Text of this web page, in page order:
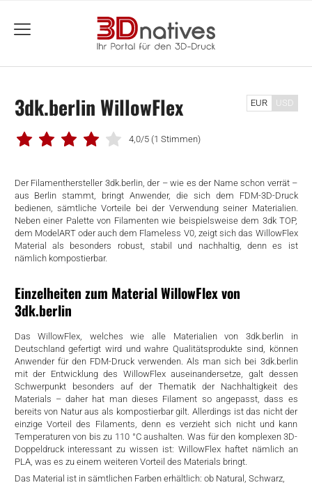
menu
3dk.berlin WillowFlex
4,0/5 (1 Stimmen)
Der Filamenthersteller 3dk.berlin, der – wie es der Name schon verrät –
aus Berlin stammt, bringt Anwender, die sich dem FDM-3D-Druck
bedienen, sämtliche Vorteile bei der Verwendung seiner Materialien.
Neben einer Palette von Filamenten wie beispielsweise dem 3dk TOP,
dem ModelART oder auch dem Flameless V0, zeigt sich das WillowFlex
Material als besonders robust, stabil und nachhaltig, denn es ist
nämlich kompostierbar.
Einzelheiten zum Material WillowFlex von
3dk.berlin
Das WillowFlex, welches wie alle Materialien von 3dk.berlin in
Deutschland gefertigt wird und wahre Qualitätsprodukte sind, können
Anwender für den FDM-Druck verwenden. Als man sich bei 3dk.berlin
mit der Entwicklung des WillowFlex auseinandersetze, galt dessen
Schwerpunkt besonders auf der Thematik der Nachhaltigkeit des
Materials – daher hat man dieses Filament so angepasst, dass es
bereits von Natur aus als kompostierbar gilt. Allerdings ist das nicht der
einzige Vorteil des Filaments, denn es verzieht sich nicht und kann
Temperaturen von bis zu 110 °C aushalten. Was für den komplexen 3D-
Doppeldruck interessant zu wissen ist: WillowFlex haftet nämlich an
PLA, was es zu einem weiteren Vorteil des Materials bringt.
Das Material ist in sämtlichen Farben erhältlich: ob Natural, Schwarz,
EUR USD